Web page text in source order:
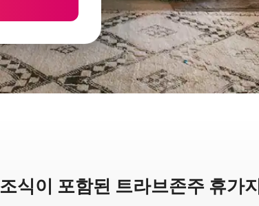
조식이 포함된 트라브존주 휴가